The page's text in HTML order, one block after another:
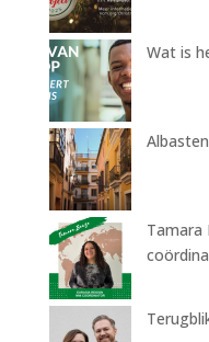
Wat is
Tamara